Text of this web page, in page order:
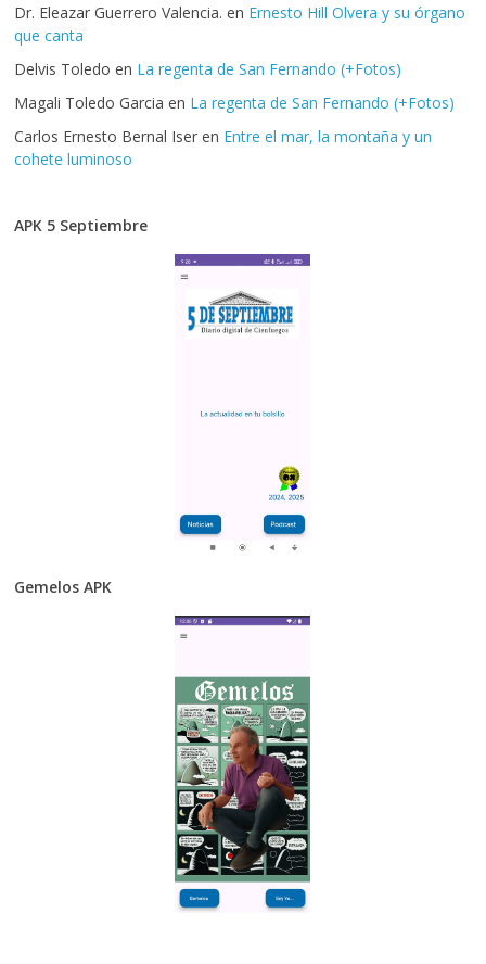
Dr. Eleazar Guerrero Valencia. en Ernesto Hill Olvera y su órgano
que canta
Delvis Toledo en La regenta de San Fernando (+Fotos)
Magali Toledo Garcia en La regenta de San Fernando (+Fotos)
Carlos Ernesto Bernal Iser en Entre el mar, la montaña y un
cohete luminoso
APK 5 Septiembre
Gemelos APK